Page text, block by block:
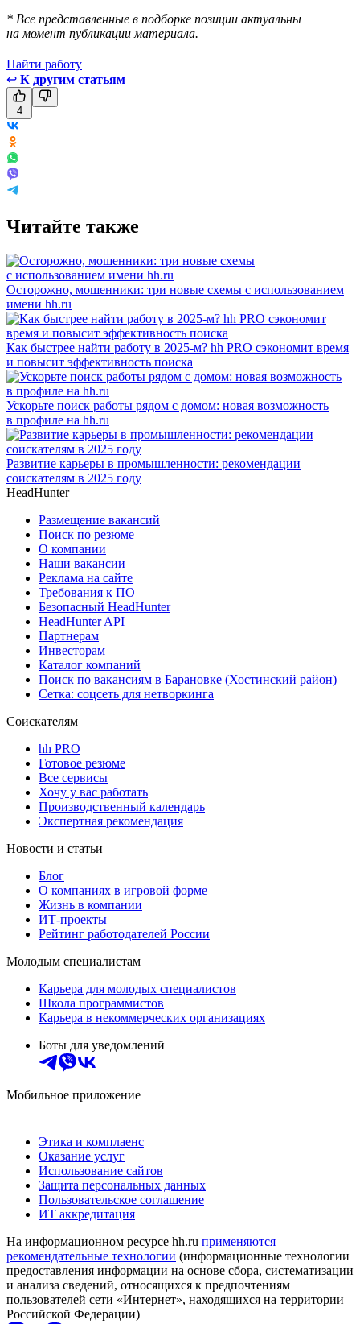
* Все представленные в подборке позиции актуальны
на момент публикации материала.
Найти работу
↩ К другим статьям
4
Читайте также
Осторожно, мошенники: три новые схемы с использованием
имени hh.ru
Как быстрее найти работу в 2025-м? hh PRO сэкономит время
и повысит эффективность поиска
Ускорьте поиск работы рядом с домом: новая возможность
в профиле на hh.ru
Развитие карьеры в промышленности: рекомендации
соискателям в 2025 году
HeadHunter
Размещение вакансий
Поиск по резюме
О компании
Наши вакансии
Реклама на сайте
Требования к ПО
Безопасный HeadHunter
HeadHunter API
Партнерам
Инвесторам
Каталог компаний
Поиск по вакансиям в Барановке (Хостинский район)
Сетка: соцсеть для нетворкинга
Соискателям
hh PRO
Готовое резюме
Все сервисы
Хочу у вас работать
Производственный календарь
Экспертная рекомендация
Новости и статьи
Блог
О компаниях в игровой форме
Жизнь в компании
ИТ-проекты
Рейтинг работодателей России
Молодым специалистам
Карьера для молодых специалистов
Школа программистов
Карьера в некоммерческих организациях
Боты для уведомлений
Мобильное приложение
Этика и комплаенс
Оказание услуг
Использование сайтов
Защита персональных данных
Пользовательское соглашение
ИТ аккредитация
На информационном ресурсе hh.ru применяются
рекомендательные технологии (информационные технологии
предоставления информации на основе сбора, систематизации
и анализа сведений, относящихся к предпочтениям
пользователей сети «Интернет», находящихся на территории
Российской Федерации)